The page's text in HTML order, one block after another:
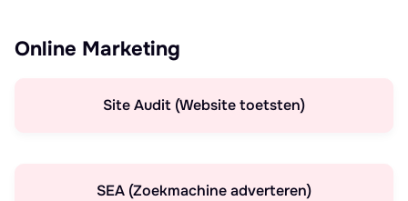
Online Marketing
Site Audit (Website toetsten)
SEA (Zoekmachine adverteren)